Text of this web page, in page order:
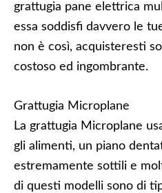
grattugia pane elettrica
essa soddisfi davvero le
non è così, acquisteresti
costoso ed ingombrante.
Grattugia Microplane
La grattugia Microplane
gli alimenti, un piano
estremamente sottili e
di questi modelli sono di